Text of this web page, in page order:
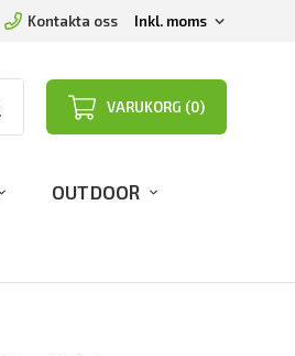
Kontakta oss
VARUKORG (0)
OUTDOOR